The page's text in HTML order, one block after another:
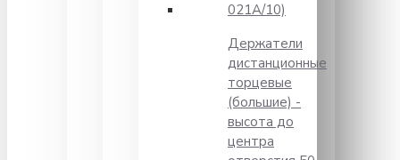
021A/10)
Держатели
дистанционные
торцевые
(большие) -
высота до
центра